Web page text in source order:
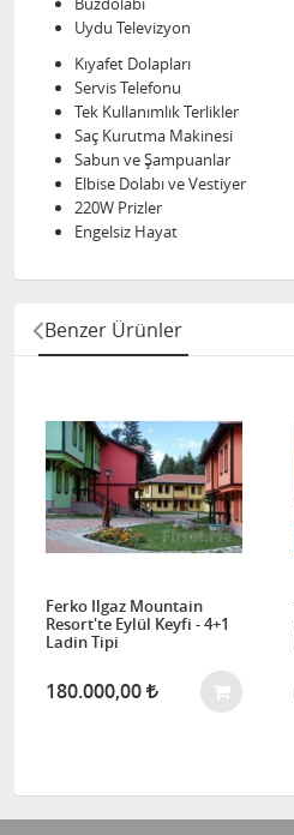
Uydu Televizyon
Kıyafet Dolapları
Servis Telefonu
Tek Kullanımlık Terlikler
Saç Kurutma Makinesi
Sabun ve Şampuanlar
Elbise Dolabı ve Vestiyer
220W Prizler
Engelsiz Hayat
Benzer Ürünler
Ferko Ilgaz Mountain
Resort'te Eylül Keyfi - 4+1
Ladin Tipi
180.000,00